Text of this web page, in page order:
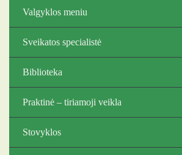
Valgyklos meniu
Sveikatos specialistė
Biblioteka
Praktinė – tiriamoji veikla
Stovyklos